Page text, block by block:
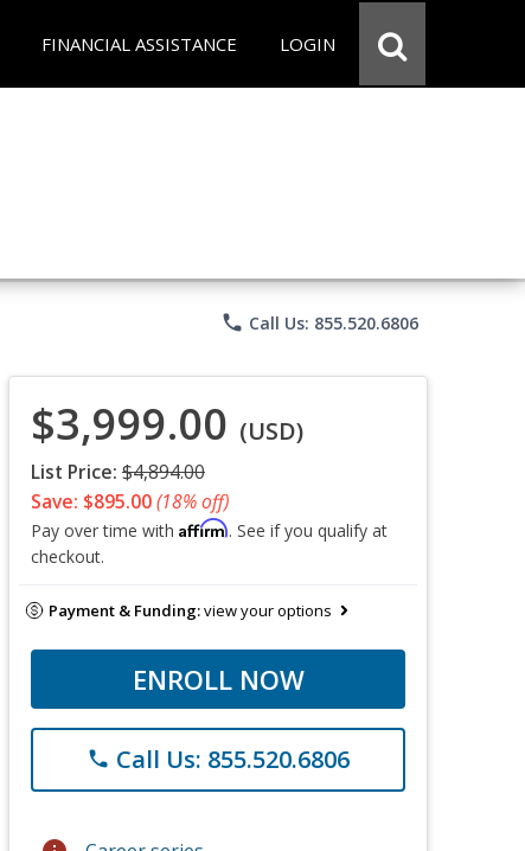
FINANCIAL ASSISTANCE LOGIN
phone Call Us: 855.520.6806
$3,999.00 (USD)
List Price: $4,894.00
Save: $895.00(18% off)
Pay over time with Affirm. See if you qualify at
checkout.
Payment & Funding:view your options
ENROLL NOW
phone Call Us: 855.520.6806